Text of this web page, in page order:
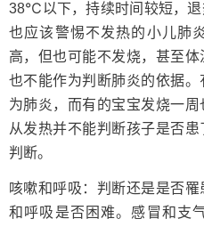
38℃以下，持续时间较短，退
也应该警惕不发热的小儿肺
高，但也可能不发烧，甚至体
也不能作为判断肺炎的依据
为肺炎，而有的宝宝发烧一
从发热并不能判断孩子是否
判断。
咳嗽和呼吸：判断还是是否
和呼吸是否困难。感冒和支